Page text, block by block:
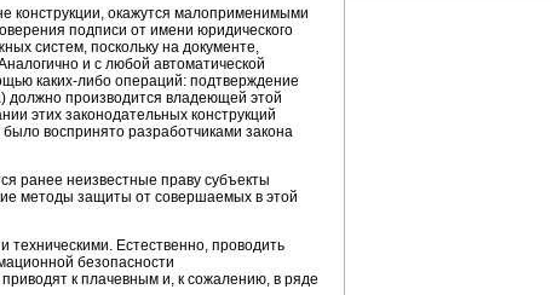
конструкции, окажутся малоприменимыми
подписи от имени юридического
систем, поскольку на документе,
и с любой автоматической
каких-либо операций: подтверждение
должно производится владеющей этой
этих законодательных конструкций
воспринято разработчиками закона
ранее неизвестные праву субъекты
методы защиты от совершаемых в этой
Естественно, проводить
безопасности
к плачевным и, к сожалению, в ряде